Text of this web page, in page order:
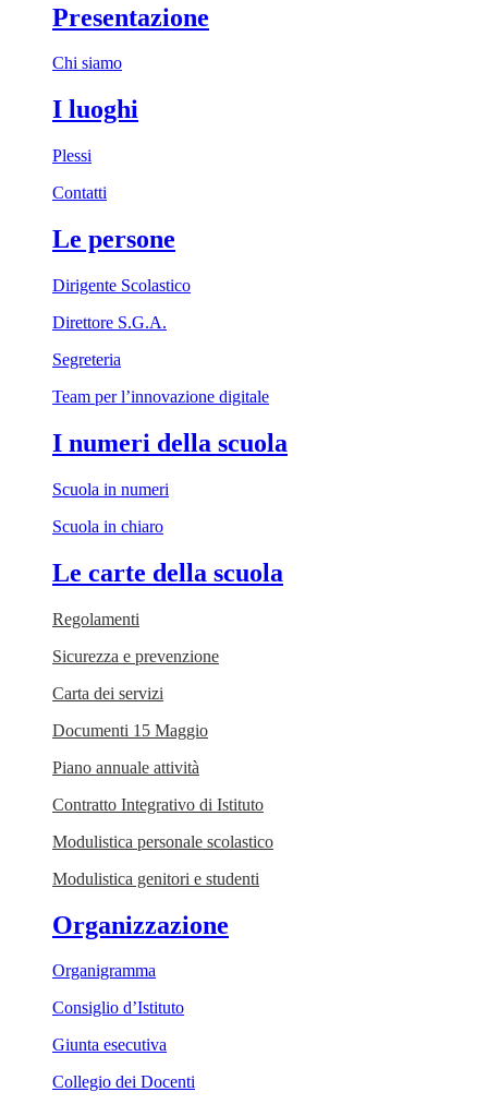
Presentazione
Chi siamo
I luoghi
Plessi
Contatti
Le persone
Dirigente Scolastico
Direttore S.G.A.
Segreteria
Team per l’innovazione digitale
I numeri della scuola
Scuola in numeri
Scuola in chiaro
Le carte della scuola
Regolamenti
Sicurezza e prevenzione
Carta dei servizi
Documenti 15 Maggio
Piano annuale attività
Contratto Integrativo di Istituto
Modulistica personale scolastico
Modulistica genitori e studenti
Organizzazione
Organigramma
Consiglio d’Istituto
Giunta esecutiva
Collegio dei Docenti